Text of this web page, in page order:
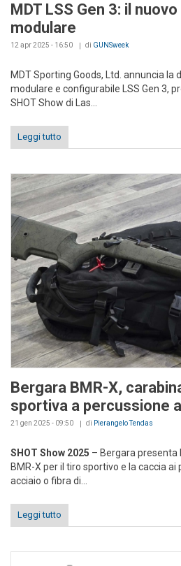
MDT LSS Gen 3: il
modulare
12 apr 2025 - 16:50 di GUNSweek
MDT Sporting Goods, Ltd. annuncia la
modulare e configurabile LSS Gen 3,
SHOT Show di Las...
Leggi tutto
Bergara BMR-X,
sportiva a percussione
21 gen 2025 - 09:50 di Pierangelo Tendas
SHOT Show 2025 – Bergara presenta
BMR-X per il tiro sportivo e la caccia ai
acciaio o fibra di...
Leggi tutto